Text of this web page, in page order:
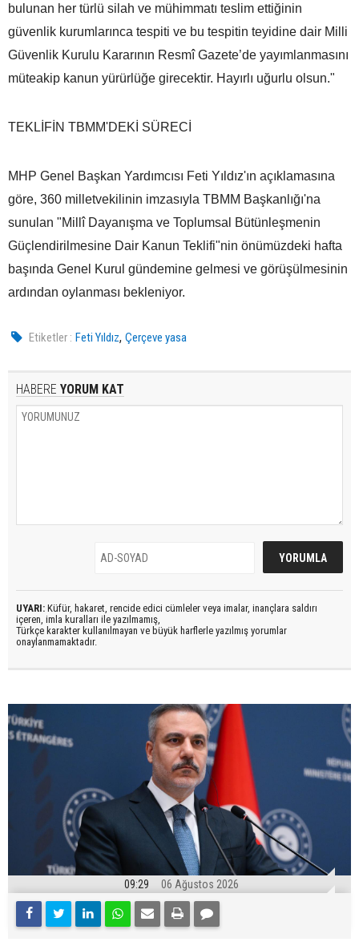
bulunan her türlü silah ve mühimmatı teslim ettiğinin
güvenlik kurumlarınca tespiti ve bu tespitin teyidine dair Milli
Güvenlik Kurulu Kararının Resmî Gazete’de yayımlanmasını
müteakip kanun yürürlüğe girecektir. Hayırlı uğurlu olsun."
TEKLİFİN TBMM'DEKİ SÜRECİ
MHP Genel Başkan Yardımcısı Feti Yıldız'ın açıklamasına
göre, 360 milletvekilinin imzasıyla TBMM Başkanlığı'na
sunulan "Millî Dayanışma ve Toplumsal Bütünleşmenin
Güçlendirilmesine Dair Kanun Teklifi"nin önümüzdeki hafta
başında Genel Kurul gündemine gelmesi ve görüşülmesinin
ardından oylanması bekleniyor.
Etiketler : Feti Yıldız,Çerçeve yasa
HABERE YORUM KAT
UYARI: Küfür, hakaret, rencide edici cümleler veya imalar, inançlara saldırı
içeren, imla kuralları ile yazılmamış,
Türkçe karakter kullanılmayan ve büyük harflerle yazılmış yorumlar
onaylanmamaktadır.
09:29 06 Ağustos 2026